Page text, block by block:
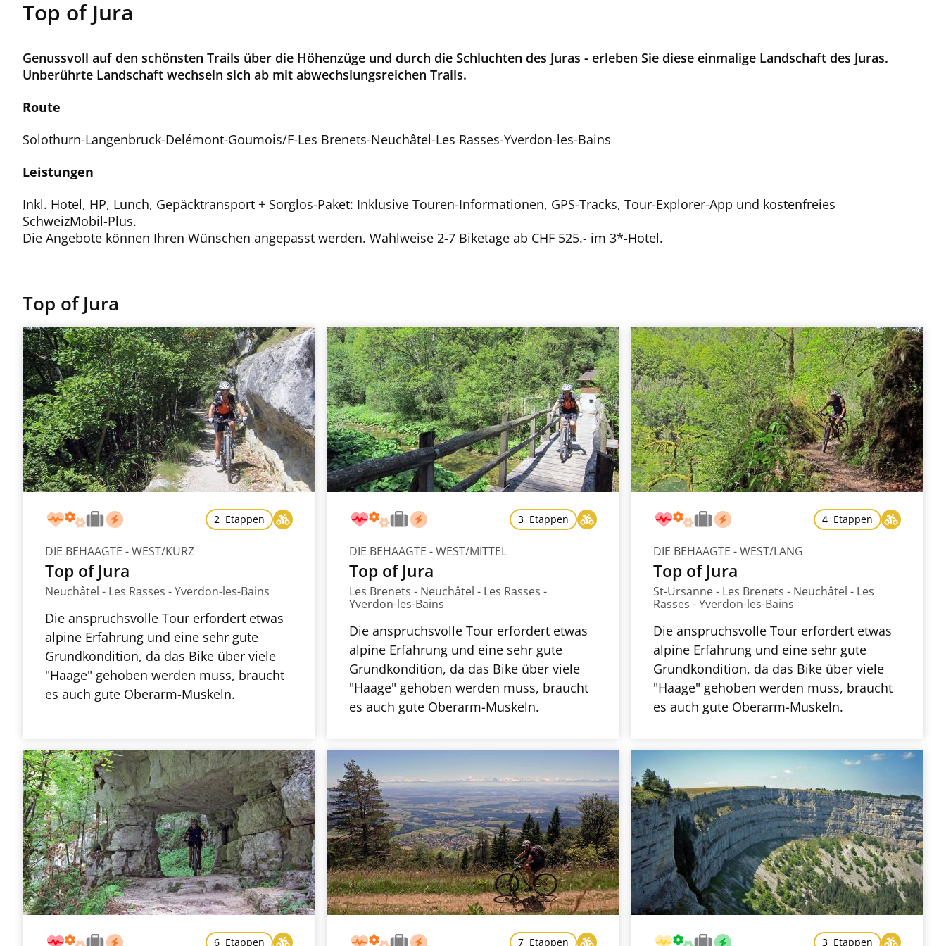
Top of Jura
Genussvoll auf den schönsten Trails über die Höhenzüge und durch die Schluchten des Juras - erleben Sie diese einmalige Landschaft des Juras.
Unberührte Landschaft wechseln sich ab mit abwechslungsreichen Trails.
Route
Solothurn-Langenbruck-Delémont-Goumois/F-Les Brenets-Neuchâtel-Les Rasses-Yverdon-les-Bains
Leistungen
Inkl. Hotel, HP, Lunch, Gepäcktransport + Sorglos-Paket: Inklusive Touren-Informationen, GPS-Tracks, Tour-Explorer-App und kostenfreies
SchweizMobil-Plus.
Die Angebote können Ihren Wünschen angepasst werden. Wahlweise 2-7 Biketage ab CHF 525.- im 3*-Hotel.
Top of Jura
2 Etappen
DIE BEHAAGTE - WEST/KURZ
Top of Jura
Neuchâtel - Les Rasses - Yverdon-les-Bains
Die anspruchsvolle Tour erfordert etwas
alpine Erfahrung und eine sehr gute
Grundkondition, da das Bike über viele
"Haage" gehoben werden muss, braucht
es auch gute Oberarm-Muskeln.
3 Etappen
DIE BEHAAGTE - WEST/MITTEL
Top of Jura
Les Brenets - Neuchâtel - Les Rasses -
Yverdon-les-Bains
Die anspruchsvolle Tour erfordert etwas
alpine Erfahrung und eine sehr gute
Grundkondition, da das Bike über viele
"Haage" gehoben werden muss, braucht
es auch gute Oberarm-Muskeln.
4 Etappen
DIE BEHAAGTE - WEST/LANG
Top of Jura
St-Ursanne - Les Brenets - Neuchâtel - Les
Rasses - Yverdon-les-Bains
Die anspruchsvolle Tour erfordert etwas
alpine Erfahrung und eine sehr gute
Grundkondition, da das Bike über viele
"Haage" gehoben werden muss, braucht
es auch gute Oberarm-Muskeln.
6 Etappen 7 Etappen 3 Etappen